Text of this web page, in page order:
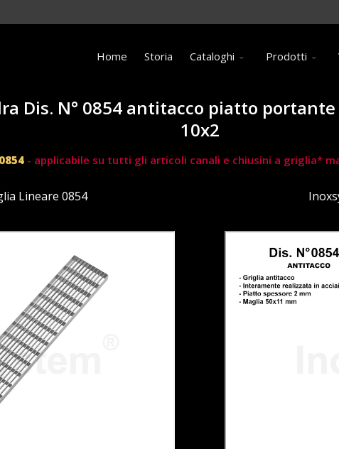
Home Storia Cataloghi Prodotti
Dis. N° 0854 antitacco piatto
10x2
- applicabile su tutti gli articoli canali e chiusini a griglia*
Lineare 0854